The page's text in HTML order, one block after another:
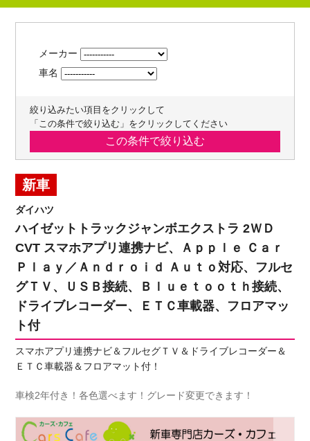
メーカー
車名
絞り込みたい項目をクリックして
「この条件で絞り込む」をクリックしてください
新車
ダイハツ
ハイゼットトラックジャンボエクストラ 2ＷＤ
CVT スマホアプリ連携ナビ、Ａｐｐｌｅ Ｃａｒ
Ｐｌａｙ／Ａｎｄｒｏｉｄ Ａｕｔｏ対応、フルセ
グＴＶ、ＵＳＢ接続、Ｂｌｕｅｔｏｏｔｈ接続、
ドライブレコーダー、ＥＴＣ車載器、フロアマッ
ト付
スマホアプリ連携ナビ＆フルセグＴＶ＆ドライブレコーダー＆
ＥＴＣ車載器＆フロアマット付！
車検2年付き！各色選べます！グレード変更できます！